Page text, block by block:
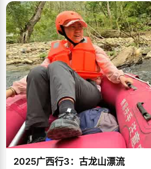
2025广西行3：古龙山漂流